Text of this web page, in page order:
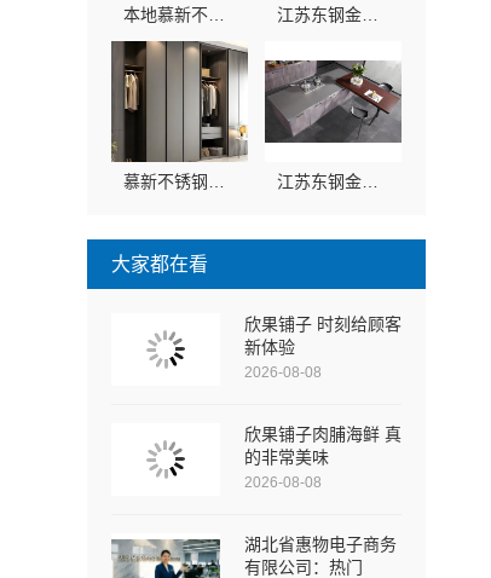
大家都在看
欣果铺子 时刻给顾客
新体验
2026-08-08
欣果铺子肉脯海鲜 真
的非常美味
2026-08-08
湖北省惠物电子商务
有限公司：热门